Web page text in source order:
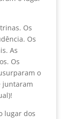
Os
Os
As
Os
o
juntaram
lugar dos